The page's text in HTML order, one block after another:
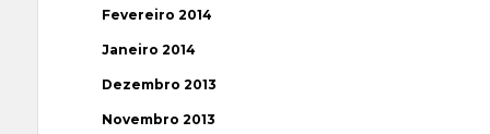
Fevereiro 2014
Janeiro 2014
Dezembro 2013
Novembro 2013